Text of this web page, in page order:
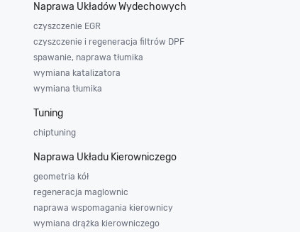
Naprawa Układów Wydechowych
czyszczenie EGR
czyszczenie i regeneracja filtrów DPF
spawanie, naprawa tłumika
wymiana katalizatora
wymiana tłumika
Tuning
chiptuning
Naprawa Układu Kierowniczego
geometria kół
regeneracja maglownic
naprawa wspomagania kierownicy
wymiana drążka kierowniczego